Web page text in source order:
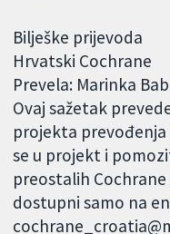
Bilješke prijevoda
Hrvatski Cochrane
Prevela: Marinka
Ovaj sažetak
projekta
se u projekt i
preostalih
dostupni samo na